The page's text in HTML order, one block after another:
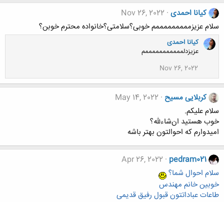
کیانا احمدی Nov 26, 2022
سلام عزیزمممممممممم خوبی؟سلامتی؟خانواده محترم خوبن؟
کیانا احمدی
عزیزدلمممممممممممم
Nov 26, 2022
کربلایی مسیح May 14, 2022
سلام علیکم.
خوب هستید ان‌شاءلله؟
امیدوارم که احوالتون بهتر باشه
pedram021
Apr 26, 2022
سلام احوال شما؟
خوبین خانم مهندس
طاعات عباداتتون قبول رفیق قدیمی